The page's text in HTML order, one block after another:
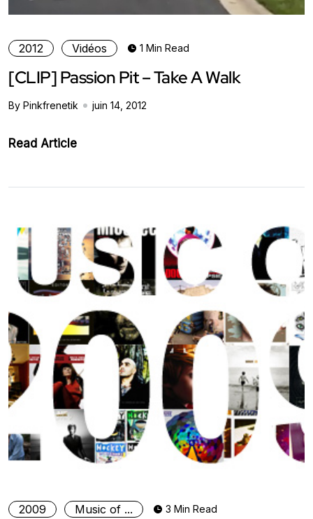
2012 Vidéos 1 Min Read
[CLIP] Passion Pit – Take A Walk
By Pinkfrenetik juin 14, 2012
Read Article
2009 Music of ... 3 Min Read